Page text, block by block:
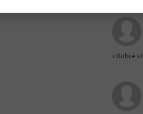
5 z 5 hvězdiček.
+ Dobré
5 z 5 hvězdiček.